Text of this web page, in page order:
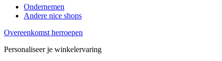
Ondernemen
Andere nice shops
Overeenkomst herroepen
Personaliseer je winkelervaring